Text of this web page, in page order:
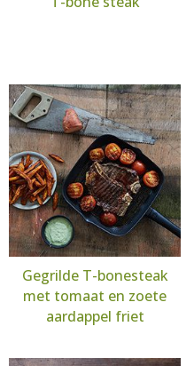
Gegrilde T-bonesteak
met tomaat en zoete
aardappel friet